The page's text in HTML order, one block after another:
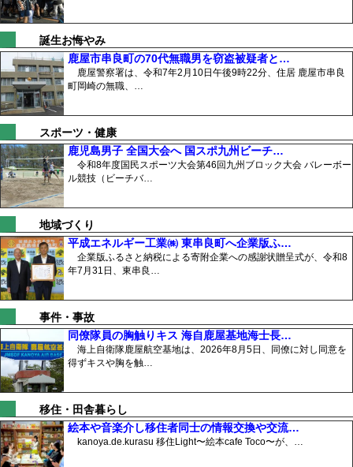
誕生お悔やみ
鹿屋市串良町の70代無職男を窃盗被疑者と…
鹿屋警察署は、令和7年2月10日午後9時22分、住居 鹿屋市串良
町岡崎の無職、…
スポーツ・健康
鹿児島男子 全国大会へ 国スポ九州ビーチ…
令和8年度国民スポーツ大会第46回九州ブロック大会 バレーボー
ル競技（ビーチバ…
地域づくり
平成エネルギー工業㈱ 東串良町へ企業版ふ…
企業版ふるさと納税による寄附企業への感謝状贈呈式が、令和8
年7月31日、東串良…
事件・事故
同僚隊員の胸触りキス 海自鹿屋基地海士長…
海上自衛隊鹿屋航空基地は、2026年8月5日、同僚に対し同意を
得ずキスや胸を触…
移住・田舎暮らし
絵本や音楽介し移住者同士の情報交換や交流…
kanoya.de.kurasu 移住Light〜絵本cafe Toco〜が、…